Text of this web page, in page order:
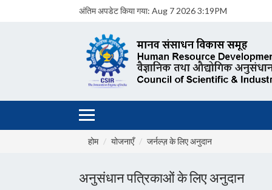
अंतिम अपडेट किया गया: Aug 7 2026 3:19PM
होम योजनाएँ जर्नल्ज़ के लिए अनुदान
अनुसंधान पत्रिकाओं के लिए अनुदान